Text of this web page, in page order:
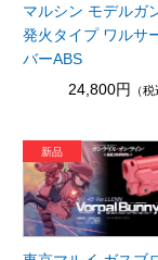
マルシン モデルガ
発火タイプ ワルサ
バーABS
24,800円
（税